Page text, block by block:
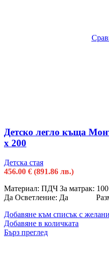
Детско легло къща
х 200
Детска стая
456.00 € (891.86 лв.)
Материал: ПДЧ За матрак:
Да Осветление: Да
Добавяне към списък с
Добавяне в количката
Бърз преглед